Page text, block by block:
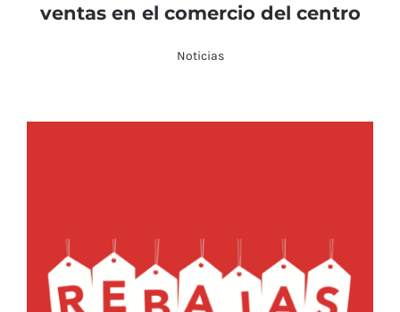
ventas en el comercio del centro
Noticias